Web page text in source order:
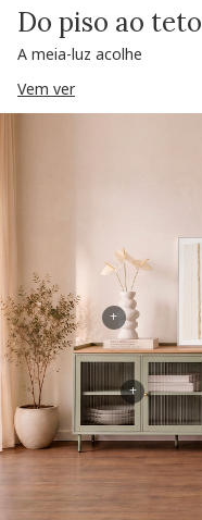
Do piso ao teto
A meia-luz acolhe
Vem ver
+
+